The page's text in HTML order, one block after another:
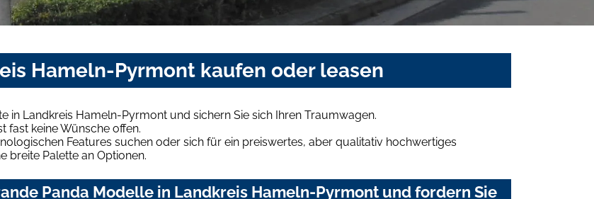
Hameln-Pyrmont kaufen oder leasen
in Landkreis Hameln-Pyrmont und sichern Sie sich Ihren Traumwagen.
fast keine Wünsche offen.
Features suchen oder sich für ein preiswertes, aber qualitativ hochwertiges
breite Palette an Optionen.
Panda Modelle in Landkreis Hameln-Pyrmont und fordern Sie